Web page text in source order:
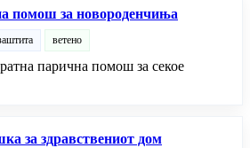
помош за новороденчиња
ветено
парична помош за секое
за здравствениот дом